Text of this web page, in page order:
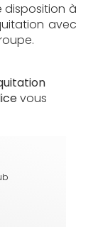
disposition à
avec
vous